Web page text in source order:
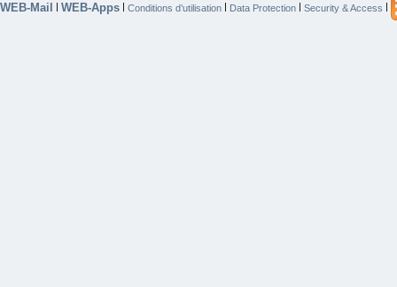
WEB-Mail WEB-Apps Conditions d’utilisation Data Protection Security & Access